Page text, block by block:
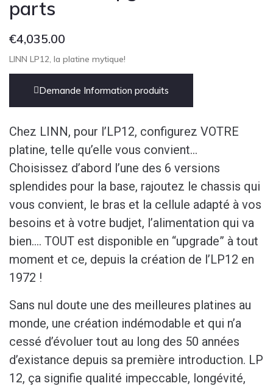
parts
€4,035.00
LINN LP12, la platine mytique!
Demande Information produits
Chez LINN, pour l’LP12, configurez VOTRE
platine, telle qu’elle vous convient…
Choisissez d’abord l’une des 6 versions
splendides pour la base, rajoutez le chassis qui
vous convient, le bras et la cellule adapté à vos
besoins et à votre budjet, l’alimentation qui va
bien…. TOUT est disponible en “upgrade” à tout
moment et ce, depuis la création de l’LP12 en
1972 !
Sans nul doute une des meilleures platines au
monde, une création indémodable et qui n’a
cessé d’évoluer tout au long des 50 années
d’existance depuis sa première introduction. LP
12, ça signifie qualité impeccable, longévité,